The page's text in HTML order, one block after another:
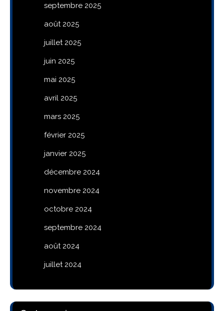
septembre 2025
août 2025
juillet 2025
juin 2025
mai 2025
avril 2025
mars 2025
février 2025
janvier 2025
décembre 2024
novembre 2024
octobre 2024
septembre 2024
août 2024
juillet 2024